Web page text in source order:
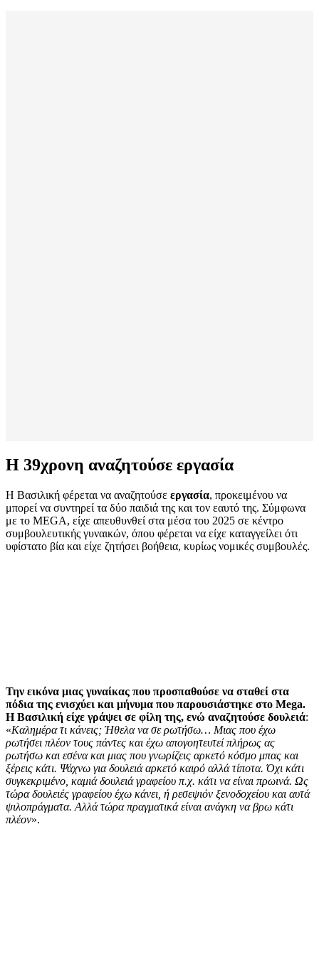
Η 39χρονη αναζητούσε εργασία
Η Βασιλική φέρεται να αναζητούσε εργασία, προκειμένου να
μπορεί να συντηρεί τα δύο παιδιά της και τον εαυτό της. Σύμφωνα
με το MEGA, είχε απευθυνθεί στα μέσα του 2025 σε κέντρο
συμβουλευτικής γυναικών, όπου φέρεται να είχε καταγγείλει ότι
υφίστατο βία και είχε ζητήσει βοήθεια, κυρίως νομικές συμβουλές.
Την εικόνα μιας γυναίκας που προσπαθούσε να σταθεί στα
πόδια της ενισχύει και μήνυμα που παρουσιάστηκε στο Mega.
Η Βασιλική είχε γράψει σε φίλη της, ενώ αναζητούσε δουλειά:
«Καλημέρα τι κάνεις; Ήθελα να σε ρωτήσω… Μιας που έχω
ρωτήσει πλέον τους πάντες και έχω απογοητευτεί πλήρως ας
ρωτήσω και εσένα και μιας που γνωρίζεις αρκετό κόσμο μπας και
ξέρεις κάτι. Ψάχνω για δουλειά αρκετό καιρό αλλά τίποτα. Όχι κάτι
συγκεκριμένο, καμιά δουλειά γραφείου π.χ. κάτι να είναι πρωινά. Ως
τώρα δουλειές γραφείου έχω κάνει, ή ρεσεψιόν ξενοδοχείου και αυτά
ψιλοπράγματα. Αλλά τώρα πραγματικά είναι ανάγκη να βρω κάτι
πλέον».